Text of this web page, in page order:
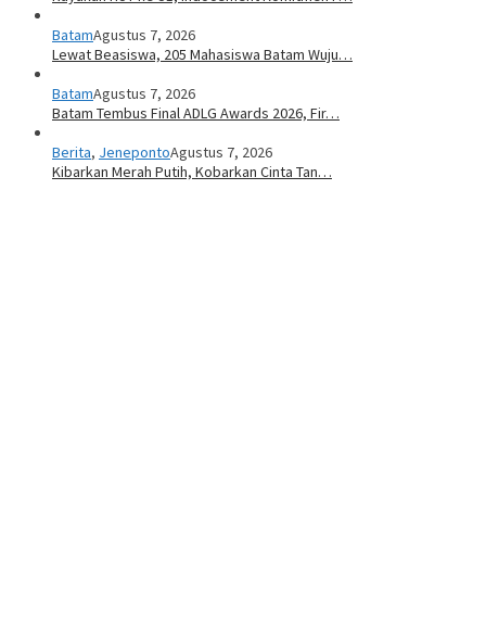
BatamAgustus 7, 2026
Lewat Beasiswa, 205 Mahasiswa Batam Wuju…
BatamAgustus 7, 2026
Batam Tembus Final ADLG Awards 2026, Fir…
Berita, JenepontoAgustus 7, 2026
Kibarkan Merah Putih, Kobarkan Cinta Tan…